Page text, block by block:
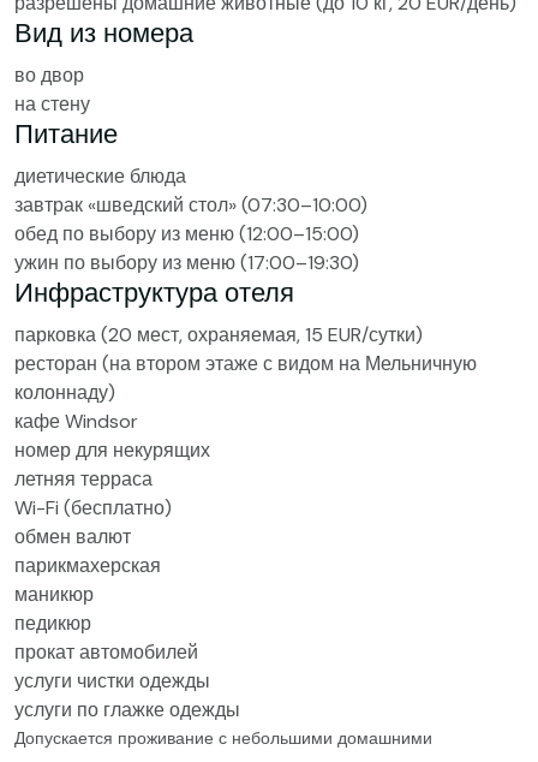
Вид из номера
во двор
на стену
Питание
диетические блюда
завтрак «шведский стол» (07:30–10:00)
обед по выбору из меню (12:00–15:00)
ужин по выбору из меню (17:00–19:30)
Инфраструктура отеля
парковка (20 мест, охраняемая, 15 EUR/сутки)
ресторан (на втором этаже с видом на Мельничную
колоннаду)
кафе Windsor
номер для некурящих
летняя терраса
Wi-Fi (бесплатно)
обмен валют
парикмахерская
маникюр
педикюр
прокат автомобилей
услуги чистки одежды
услуги по глажке одежды
Допускается проживание с небольшими домашними